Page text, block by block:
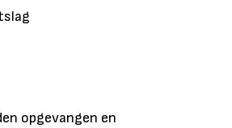
opgevangen en